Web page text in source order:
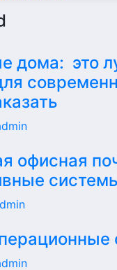
дома: это
офисная